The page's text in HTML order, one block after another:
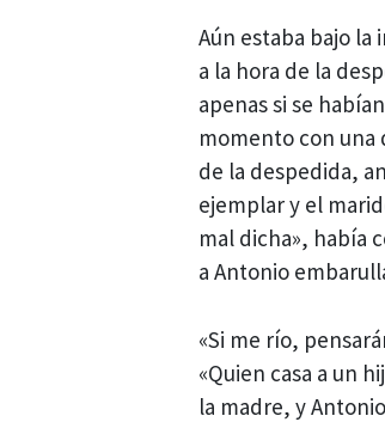
Aún estaba bajo
a la hora de la
apenas si se
momento con una
de la despedida,
ejemplar y el
mal dicha», había
a Antonio
«Si me río,
«Quien casa a un
la madre, y